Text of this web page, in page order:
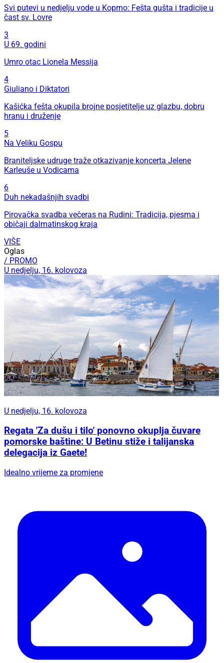
Svi putevi u nedjelju vode u Koprno: Fešta gušta i tradicije u
čast sv. Lovre
3
U 69. godini
Umro otac Lionela Messija
4
Giuliano i Diktatori
Kašićka fešta okupila brojne posjetitelje uz glazbu, dobru
hranu i druženje
5
Na Veliku Gospu
Braniteljske udruge traže otkazivanje koncerta Jelene
Karleuše u Vodicama
6
Duh nekadašnjih svadbi
Pirovačka svadba večeras na Rudini: Tradicija, pjesma i
običaji dalmatinskog kraja
VIŠE
Oglas
/ PROMO
U nedjelju, 16. kolovoza
U nedjelju, 16. kolovoza
Regata 'Za dušu i tilo' ponovno okuplja čuvare
pomorske baštine: U Betinu stiže i talijanska
delegacija iz Gaete!
Idealno vrijeme za promjene